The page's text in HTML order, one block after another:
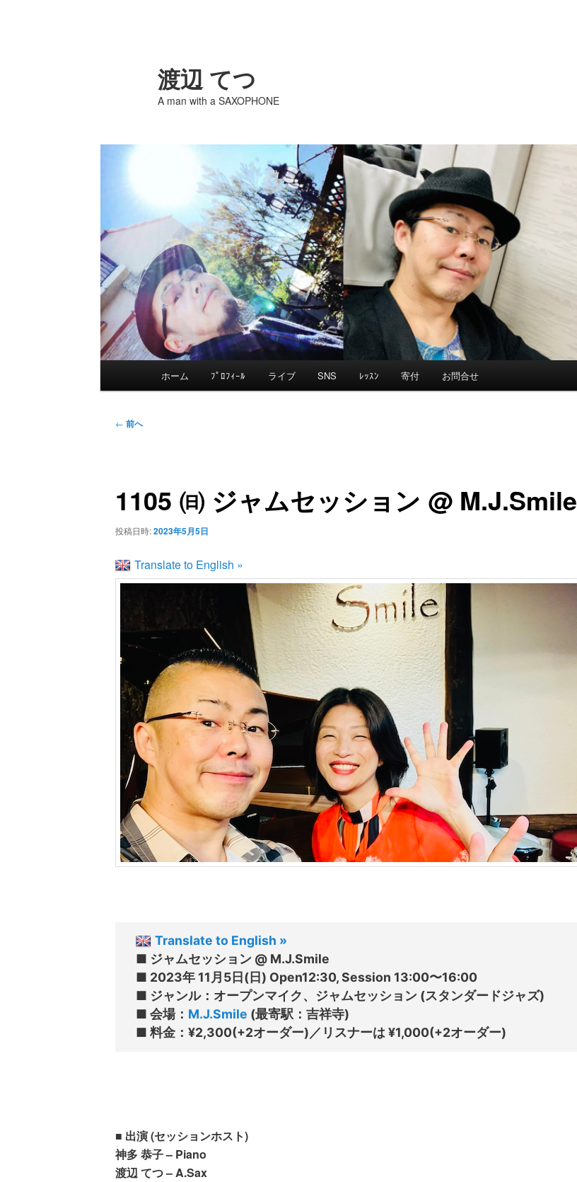
渡辺 てつ
A man with a SAXOPHONE
イ
メ
コ
ン
テ
ン
へ
移
ホーム ﾌﾟﾛﾌｨｰﾙ ライブ SNS ﾚｯｽﾝ 寄付 お問合せ
投
ゲ
ー
シ
ン
← 前へ
1105 ㈰ ジャムセッション @ M.J.Smile
投稿日時:2023年5月5日
Translate to English »
Translate to English »
■ ジャムセッション @ M.J.Smile
■ 2023年 11月5日(日) Open12:30, Session 13:00〜16:00
■ ジャンル：オープンマイク、ジャムセッション (スタンダードジャズ)
■ 会場： M.J.Smile (最寄駅：吉祥寺)
■ 出演 (セッションホスト)
神多 恭子 – Piano
渡辺 てつ – A.Sax